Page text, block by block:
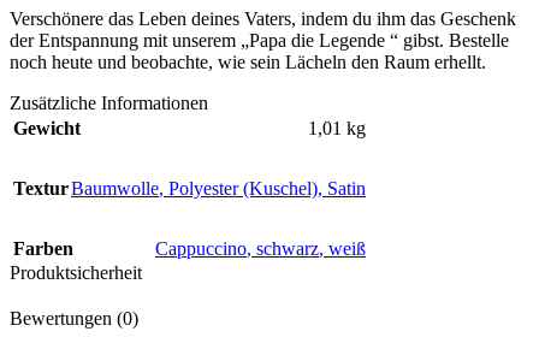
Verschönere das Leben deines Vaters, indem du ihm das Geschenk
der Entspannung mit unserem „Papa die Legende “ gibst. Bestelle
noch heute und beobachte, wie sein Lächeln den Raum erhellt.
Zusätzliche Informationen
Gewicht
1,01 kg
TexturBaumwolle, Polyester (Kuschel), Satin
Farben Cappuccino, schwarz, weiß
Produktsicherheit
Bewertungen (0)